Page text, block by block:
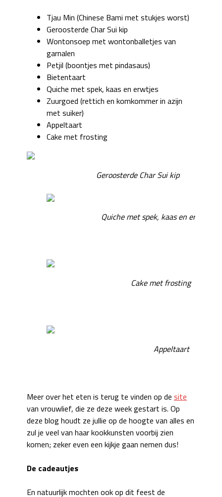
Tjau Min (Chinese Bami met stukjes worst)
Geroosterde Char Sui kip
Wontonsoep met wontonballetjes van
garnalen
Petjil (boontjes met pindasaus)
Bietentaart
Quiche met spek, kaas en erwtjes
Zuurgoed (rettich en komkommer in azijn
met suiker)
Appeltaart
Cake met frosting
Geroosterde Char Sui kip
Quiche met spek, kaas en erwtjes
Cake met frosting
Appeltaart
Meer over het eten is terug te vinden op de site
van vrouwlief, die ze deze week gestart is. Op
deze blog houdt ze jullie op de hoogte van alles en
zul je veel van haar kookkunsten voorbij zien
komen; zeker even een kijkje gaan nemen dus!
De cadeautjes
En natuurlijk mochten ook op dit feest de